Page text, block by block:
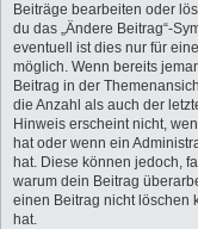
Beiträge bearbeiten oder
du das „Ändere Beitrag“-
eventuell ist dies nur für
möglich. Wenn bereits
Beitrag in der
die Anzahl als auch der
Hinweis erscheint nicht,
hat oder wenn ein
hat. Diese können jedoch,
warum dein Beitrag
einen Beitrag nicht löschen
hat.